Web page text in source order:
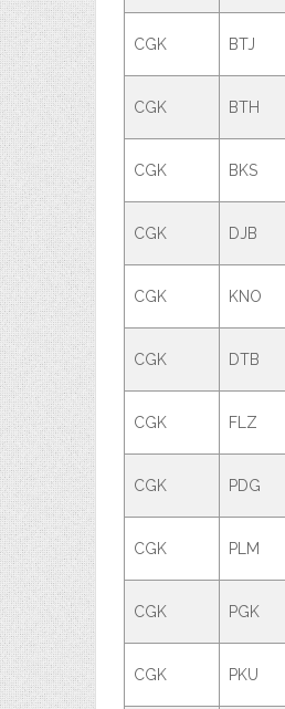
CGK BTJ
CGK BTH
CGK BKS
CGK DJB
CGK KNO
CGK DTB
CGK FLZ
CGK PDG
CGK PLM
CGK PGK
CGK PKU